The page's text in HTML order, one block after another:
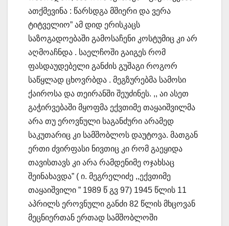
ათქმევინა : წარსდგა მშიერი და ვერა
ტიტველიო” ამ დიდ ერისკაცს
საზოგადოებაში გამოსაჩენი კოსტუმიც კი არ
აღმოაჩნდა . საელჩოში გაიგეს რომ
ფასდაუდებელი განძის გუშაგი როგორ
საწყლად ცხოვრბდა . მეგზურებმა სამოსი
ქაიროსა და თეირანში შეუძინეს. ,, აი ასეთ
გაჭირვებაში მყოფმა ექვთიმე თაყაიშვილმა
არა თუ ეროვნული საგანძური არამედ
საკუთარიც კი სამშობლოს დაუტოვა. მათგან
ერთი ძვირფასი ნივთიც კი რომ გაეყიდა
თავისთავს კი არა რამდენიმე ოჯახსაც
შეინახავდა” ( ი. მეგრელიძე ,,ექვთიმე
თაყაიშვილი ” 1989 წ გვ 97) 1945 წლის 11
აპრილს ეროვნული განძი 82 წლის მხცოვან
მეცნიერთან ერთად სამშობლოში